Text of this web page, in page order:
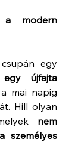
modern
egy
egy újfajta
mai napig
Hill olyan
nem
személyes